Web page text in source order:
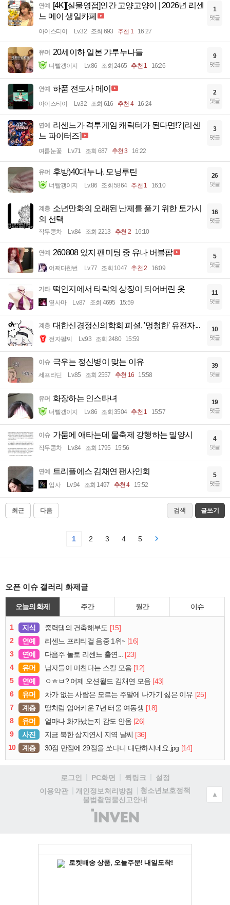
연예 [4K][실물영접]인간 고양고양이 | 2026년 리센
느 메이 생일카페
아이스티이 Lv.32 조회 693 추천 1 16:27
1
댓글
유머 20세이하 일본 갸루누나들
너빨갱이지 Lv.86 조회 2465 추천 1 16:26
9
댓글
연예 하품 전도사 메이
아이스티이 Lv.32 조회 616 추천 4 16:24
2
댓글
연예 리센느가 격투게임 캐릭터가 된다면!? [리센
느 파이터즈]
여름눈꽃 Lv.71 조회 687 추천 3 16:22
3
댓글
유머 후방)40대누나. 모닝루틴
너빨갱이지 Lv.86 조회 5864 추천 1 16:10
26
댓글
계층 소년만화의 오래된 난제를 풀기 위한 토가시
의 선택
작두콩차 Lv.84 조회 2213 추천 2 16:10
16
댓글
연예 260808 있지 팬미팅 중 유나 버블팝
어쩌다한번 Lv.77 조회 1047 추천 2 16:09
5
댓글
기타 떡인지에서 타락의 상징이 되어버린 옷
옆사마 Lv.87 조회 4695 15:59
11
댓글
계층 대한신경정신의학회 피셜, '멍청한' 유전자...
전자팔찌 Lv.93 조회 2480 15:59
10
댓글
이슈 극우는 정신병이 맞는 이유
세프라딘 Lv.85 조회 2557 추천 16 15:58
39
댓글
유머 화장하는 인스타녀
너빨갱이지 Lv.86 조회 3504 추천 1 15:57
19
댓글
이슈 가뭄에 애타는데 물축제 강행하는 밀양시
작두콩차 Lv.84 조회 1795 15:56
4
댓글
연예 트리플에스 김채연 팬사인회
입사 Lv.94 조회 1497 추천 4 15:52
5
댓글
최근 다음 검색 글쓰기
1 2 3 4 5
오픈 이슈 갤러리 화제글
오늘의 화제 주간 월간 이슈
1 지식 중력댐의 건축해부도 [15]
2
연예 리센느 프리티걸 음중 1위~ [16]
3
연예 다음주 놀토 리센느 출연...
[23]
4
유머 남자들이 미친다는 스킬 모음 [12]
5
연예 ㅇㅎㅂ? 어제 오션월드 김채연 모음 [43]
6
유머 차가 없는 사람은 모르는 주말에 나가기 싫은 이유 [25]
7
계층 딸처럼 업어키운 7년 터울 여동생 [18]
8
유머 얼마나 화가났는지 감도 안옴 [26]
9
사진 지금 북한 삼지연시 지역 날씨 [36]
10
계층 30점 만점에 29점을 쏘다니 대단하시네요.jpg [14]
로그인 PC화면 퀵링크
설정
이용약관
개인정보처리방침
청소년보호정책
불법촬영물신고안내
(주)
인
▲